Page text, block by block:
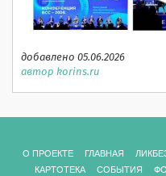
добавлено 05.06.2026
автор korins.ru
О ПРОЕКТЕ ГЛАВНАЯ
КАРТОТЕКА
СОБЫТИЯ